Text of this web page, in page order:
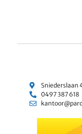
Sniederslaan
0497 387 618